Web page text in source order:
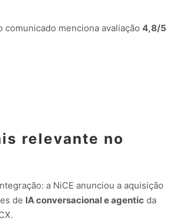
menciona avaliação 4,8/5
relevante no
a NiCE anunciou a aquisição
de IA conversacional e agentic da